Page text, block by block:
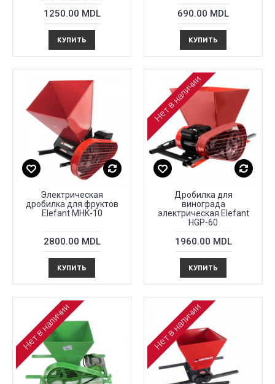
1250.00 MDL
КУПИТЬ
690.00 MDL
КУПИТЬ
Электрическая
дробилка для фруктов
Elefant MHK-10
2800.00 MDL
КУПИТЬ
Нет в наличии
Дробилка для
винограда
электрическая Elefant
HGP-60
1960.00 MDL
КУПИТЬ
Нет в наличии Нет в наличии